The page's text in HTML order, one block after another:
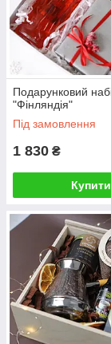
Подарунковий
"Фінляндія"
Під замовлення
1 830 ₴
Купити